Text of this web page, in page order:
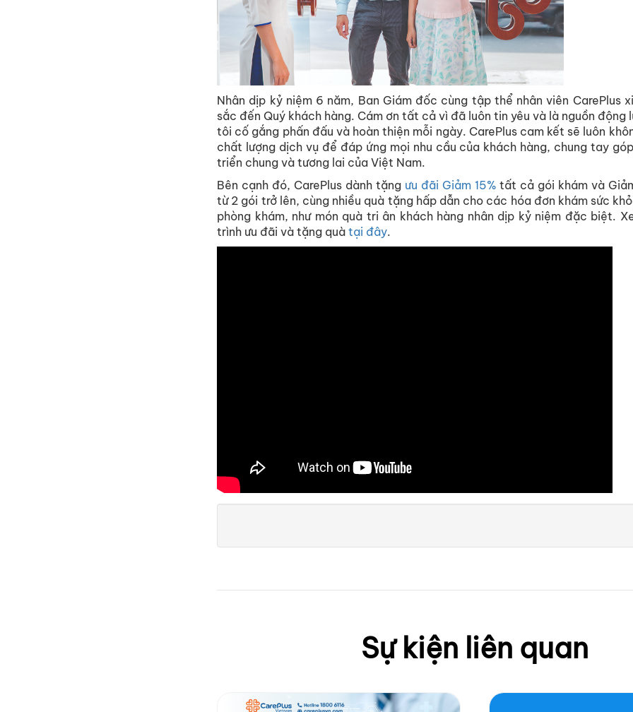
Nhân dịp kỷ niệm 6 năm, Ban Giám đốc cùng tập thể nhân viên CarePlus
sắc đến Quý khách hàng. Cám ơn tất cả vì đã luôn tin yêu và là nguồn động
tôi cố gắng phấn đấu và hoàn thiện mỗi ngày. CarePlus cam kết sẽ luôn
chất lượng dịch vụ để đáp ứng mọi nhu cầu của khách hàng, chung tay
triển chung và tương lai của Việt Nam.
Bên cạnh đó, CarePlus dành tặng ưu đãi Giảm 15% tất cả gói khám và
từ 2 gói trở lên, cùng nhiều quà tặng hấp dẫn cho các hóa đơn khám sức
phòng khám, như món quà tri ân khách hàng nhân dịp kỷ niệm đặc biệt.
trình ưu đãi và tặng quà tại đây.
Sự kiện liên quan